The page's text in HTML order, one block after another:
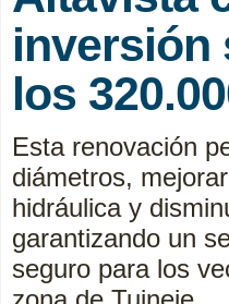
inversión
los
Esta renovación
diámetros,
hidráulica y
garantizando un
seguro para los